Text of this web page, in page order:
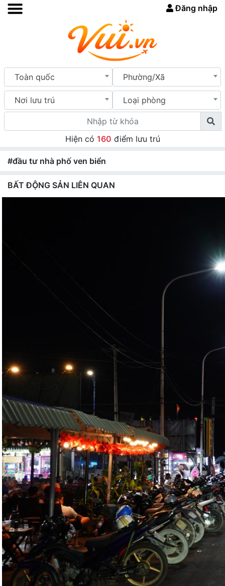
Đăng nhập
Toàn quốc Phường/Xã
Nơi lưu trú Loại phòng
Hiện có 160 điểm lưu trú
#đầu tư nhà phố ven biển
BẤT ĐỘNG SẢN LIÊN QUAN